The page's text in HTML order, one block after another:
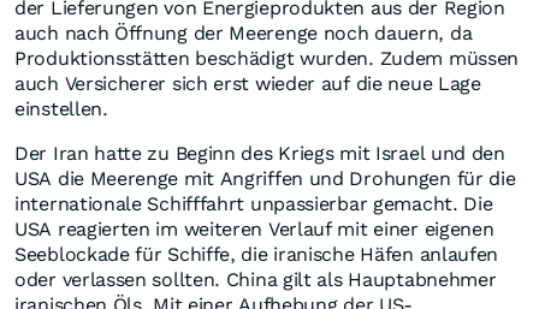
der Lieferungen von Energieprodukten aus der Region
auch nach Öffnung der Meerenge noch dauern, da
Produktionsstätten beschädigt wurden. Zudem müssen
auch Versicherer sich erst wieder auf die neue Lage
einstellen.
Der Iran hatte zu Beginn des Kriegs mit Israel und den
USA die Meerenge mit Angriffen und Drohungen für die
internationale Schifffahrt unpassierbar gemacht. Die
USA reagierten im weiteren Verlauf mit einer eigenen
Seeblockade für Schiffe, die iranische Häfen anlaufen
oder verlassen sollten. China gilt als Hauptabnehmer